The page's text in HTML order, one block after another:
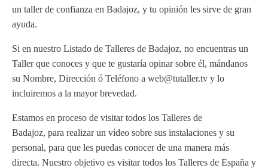
un taller de confianza en Badajoz, y tu opinión les sirve de gran
ayuda.
Si en nuestro Listado de Talleres de Badajoz, no encuentras un
Taller que conoces y que te gustaría opinar sobre él, mándanos
su Nombre, Dirección ó Teléfono a web@tutaller.tv y lo
incluiremos a la mayor brevedad.
Estamos en proceso de visitar todos los Talleres de
Badajoz, para realizar un vídeo sobre sus instalaciones y su
personal, para que les puedas conocer de una manera más
directa. Nuestro objetivo es visitar todos los Talleres de España y